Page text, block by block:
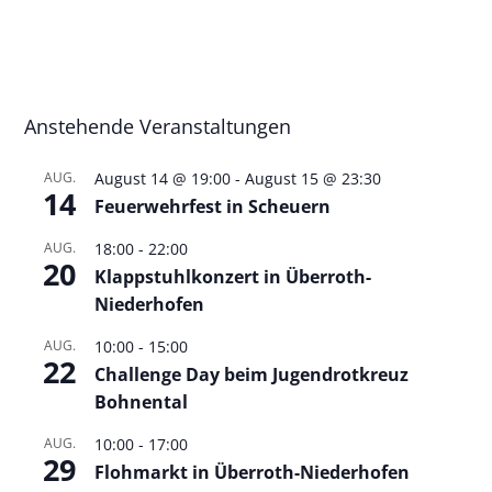
Anstehende Veranstaltungen
AUG.
14
August 14 @ 19:00 -August 15 @ 23:30
Feuerwehrfest in Scheuern
AUG.
20
18:00 -22:00
Klappstuhlkonzert in Überroth-
Niederhofen
AUG.
22
10:00 - 15:00
Challenge Day beim Jugendrotkreuz
Bohnental
AUG.
29
10:00 - 17:00
Flohmarkt in Überroth-Niederhofen